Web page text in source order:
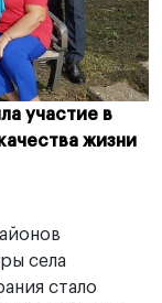
участие в
жизни
села
стало